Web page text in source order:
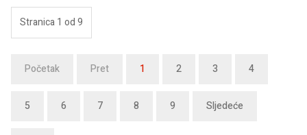
Stranica 1 od 9
Početak Pret 1 2 3 4
5 6 7 8 9 Sljedeće